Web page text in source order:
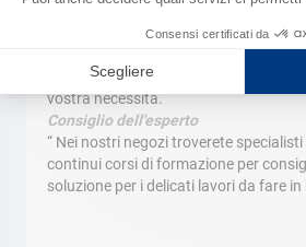
Varo, alaggio, rimessaggio su invaso,
pronta e professionale sempre
per imbarcazioni e tecnici qualificati e
garantisce un lavoro ed una sicurezza
vostra necessità.
Consiglio dell'esperto
“ Nei nostri negozi troverete
continui corsi di formazione per
soluzione per i delicati lavori da fare in